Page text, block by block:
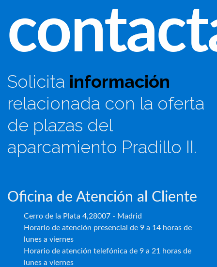
Solicita información
relacionada con la oferta
de plazas del
aparcamiento Pradillo II.
Oficina de Atención al Cliente
Cerro de la Plata 4,28007 - Madrid
Horario de atención presencial de 9 a 14 horas de
lunes a viernes
Horario de atención telefónica de 9 a 21 horas de
lunes a viernes